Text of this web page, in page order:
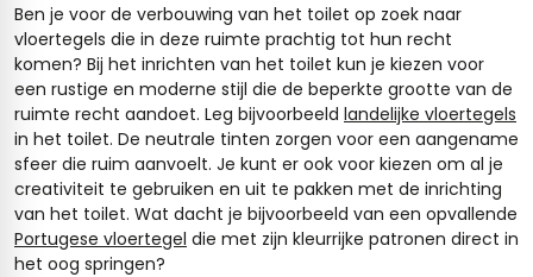
Ben je voor de verbouwing van het toilet op zoek naar
vloertegels die in deze ruimte prachtig tot hun recht
komen? Bij het inrichten van het toilet kun je kiezen voor
een rustige en moderne stijl die de beperkte grootte van de
ruimte recht aandoet. Leg bijvoorbeeld landelijke vloertegels
in het toilet. De neutrale tinten zorgen voor een aangename
sfeer die ruim aanvoelt. Je kunt er ook voor kiezen om al je
creativiteit te gebruiken en uit te pakken met de inrichting
van het toilet. Wat dacht je bijvoorbeeld van een opvallende
Portugese vloertegel die met zijn kleurrijke patronen direct in
het oog springen?